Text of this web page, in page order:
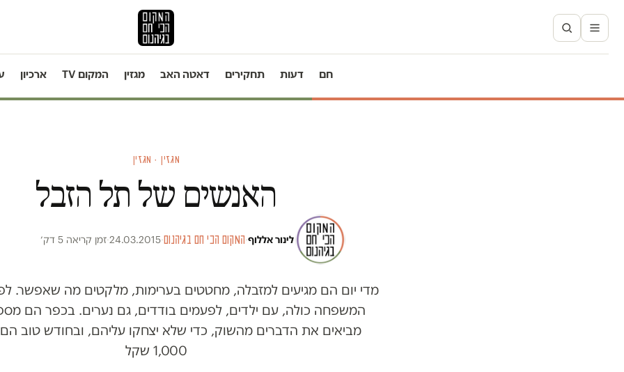
חם דעות תחקירים דאטה האב מגזין המקום TV ארכיון
מגזין · מגזין
האנשים של תל הזבל
לינור אללוף·המקום הכי חם בגיהנום·
24.03.2015
·זמן קריאה 5 דק׳
מדי יום הם מגיעים למזבלה, מחטטים בערימות, מלקטים מה שאפשר.
המשפחה כולה, עם ילדים, לפעמים בודדים, גם נערים. בכפר הם
מביאים את הדברים מהשוק, כדי שלא יצחקו עליהם, ובחודש טוב הם
1,000 שקל